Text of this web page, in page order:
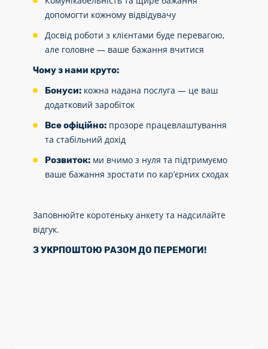
допомогти кожному відвідувачу
Досвід роботи з клієнтами буде перевагою,
але головне — ваше бажання вчитися
Чому з нами круто:
Бонуси: кожна надана послуга — це ваш
додатковий заробіток
Все офіційно: прозоре працевлаштування
та стабільний дохід
Розвиток: ми вчимо з нуля та підтримуємо
ваше бажання зростати по кар’єрних сходах
Заповнюйте коротеньку анкету та надсилайте
відгук.
З УКРПОШТОЮ РАЗОМ ДО ПЕРЕМОГИ!